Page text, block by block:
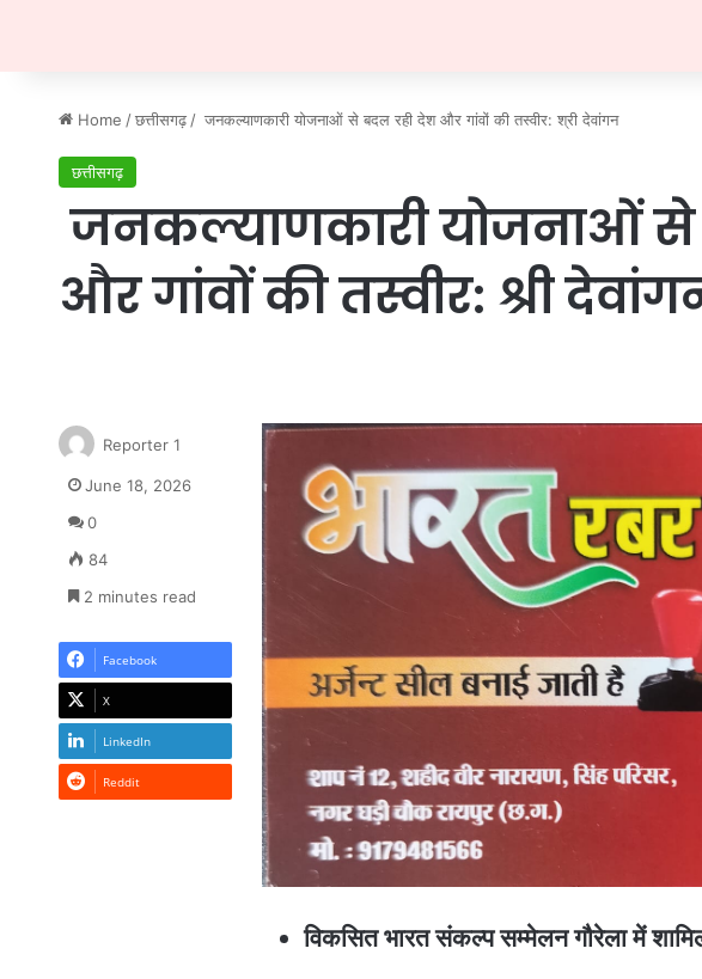
Home / छत्तीसगढ़ / जनकल्याणकारी योजनाओं से बदल रही देश और गांवों की तस्वीर: श्री देवांगन
छत्तीसगढ़
जनकल्याणकारी योजनाओं से
और गांवों की तस्वीर: श्री
विकसित भारत संकल्प सम्मेलन गौरेला में
Reporter 1
June 18, 2026
0
84
2 minutes read
Facebook
X
LinkedIn
Reddit